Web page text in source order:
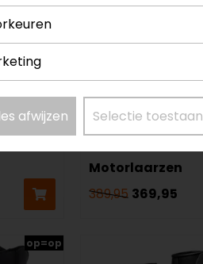
Daytona
Pro Rider GTX
Motorlaarzen
389,95 369,95
op=op
afwijzen Selectie toestaan